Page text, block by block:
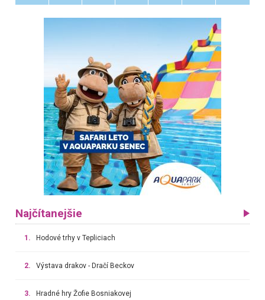
Najčítanejšie
1. Hodové trhy v Tepliciach
2. Výstava drakov - Dračí Beckov
3. Hradné hry Žofie Bosniakovej